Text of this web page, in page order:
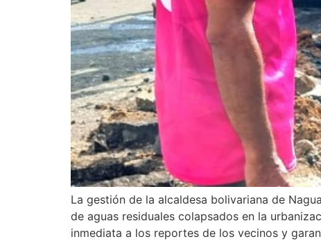
La gestión de la alcaldesa bolivariana de
de aguas residuales colapsados en la
inmediata a los reportes de los vecinos y